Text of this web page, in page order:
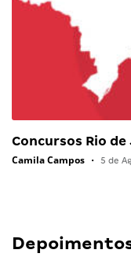
Concursos Rio
Camila Campos • 5 de